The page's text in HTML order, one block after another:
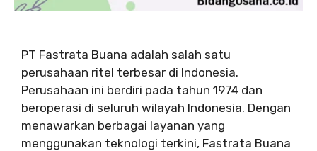
PT Fastrata Buana adalah salah satu
perusahaan ritel terbesar di Indonesia.
Perusahaan ini berdiri pada tahun 1974 dan
beroperasi di seluruh wilayah Indonesia. Dengan
menawarkan berbagai layanan yang
menggunakan teknologi terkini, Fastrata Buana